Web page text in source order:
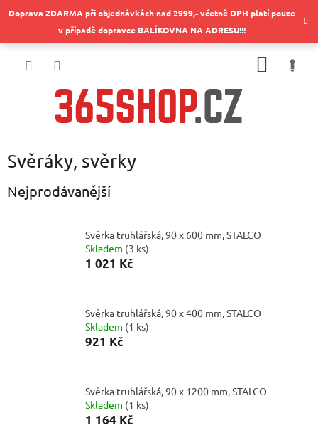
naDoprava ZDARMA při objednávkách nad 2999,- včetně DPH platí pouze
v případě dopravce BALÍKOVNA NA ADRESU!!!
Svěráky, svěrky
Nejprodávanější
Svěrka truhlářská, 90 x 600 mm, STALCO
Skladem (3 ks)
1 021 Kč
Svěrka truhlářská, 90 x 400 mm, STALCO
Skladem (1 ks)
921 Kč
Svěrka truhlářská, 90 x 1200 mm, STALCO
Skladem (1 ks)
1 164 Kč